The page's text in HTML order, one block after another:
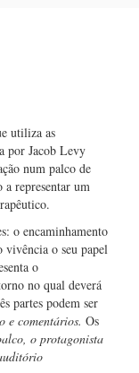
utiliza as
por Jacob Levy
num palco de
representar um
o encaminhamento
o seu papel
o
no qual deverá
partes podem ser
e comentários. Os
o protagonista